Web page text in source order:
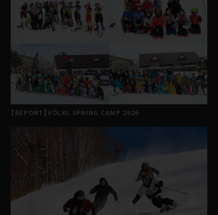
【REPORT】VÖLKL SPRING CAMP 2026